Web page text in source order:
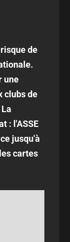
de
une
clubs de
: l'ASSE
jusqu'à
cartes